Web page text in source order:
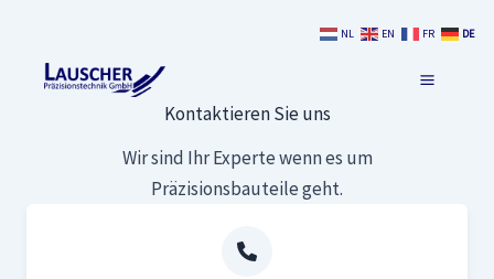
springen
Kontaktieren Sie uns
Wir sind Ihr Experte wenn es um
Präzisionsbauteile geht.
NL EN FR DE